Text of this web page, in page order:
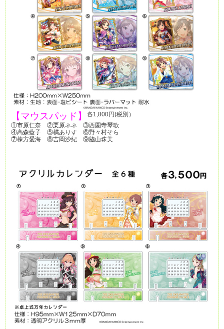
【マウスパッド】
各1,800円(税別）
①市原仁奈 ②栗原ネネ ③西園寺琴歌
④高森藍子 ⑤橘ありす ⑥野々村そら
⑦棟方愛海 ⑧吉岡沙紀 ⑨脇山珠美